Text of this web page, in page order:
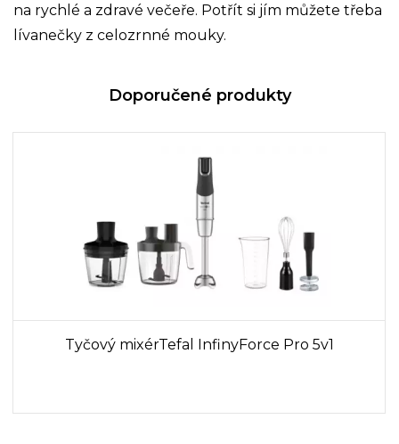
na rychlé a zdravé večeře. Potřít si jím můžete třeba
lívanečky z celozrnné mouky.
Doporučené produkty
Tyčový mixérTefal InfinyForce Pro 5v1